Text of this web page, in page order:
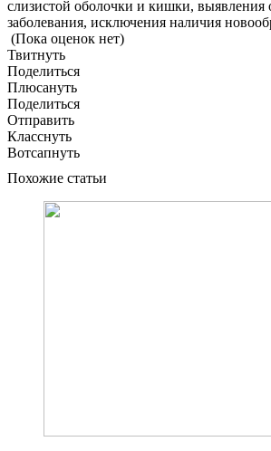
слизистой оболочки и кишки, выявления
заболевания, исключения наличия
(Пока оценок нет)
Твитнуть
Поделиться
Плюсануть
Поделиться
Отправить
Класснуть
Вотсапнуть
Похожие статьи